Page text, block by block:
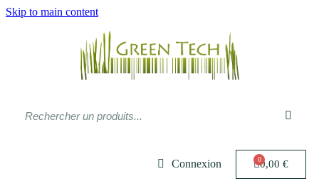
Skip to main content
Connexion 0,00 €